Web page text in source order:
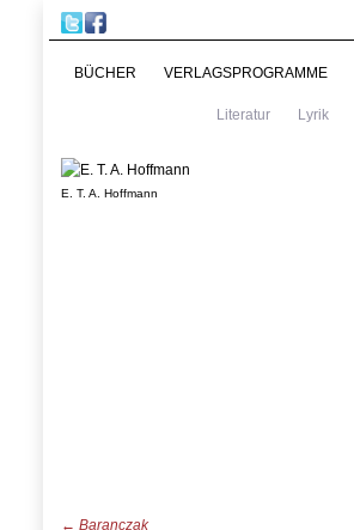
BÜCHER
Literatur Lyrik
VERLAGSPROGRAMME
E. T. A. Hoffmann
← Baranczak